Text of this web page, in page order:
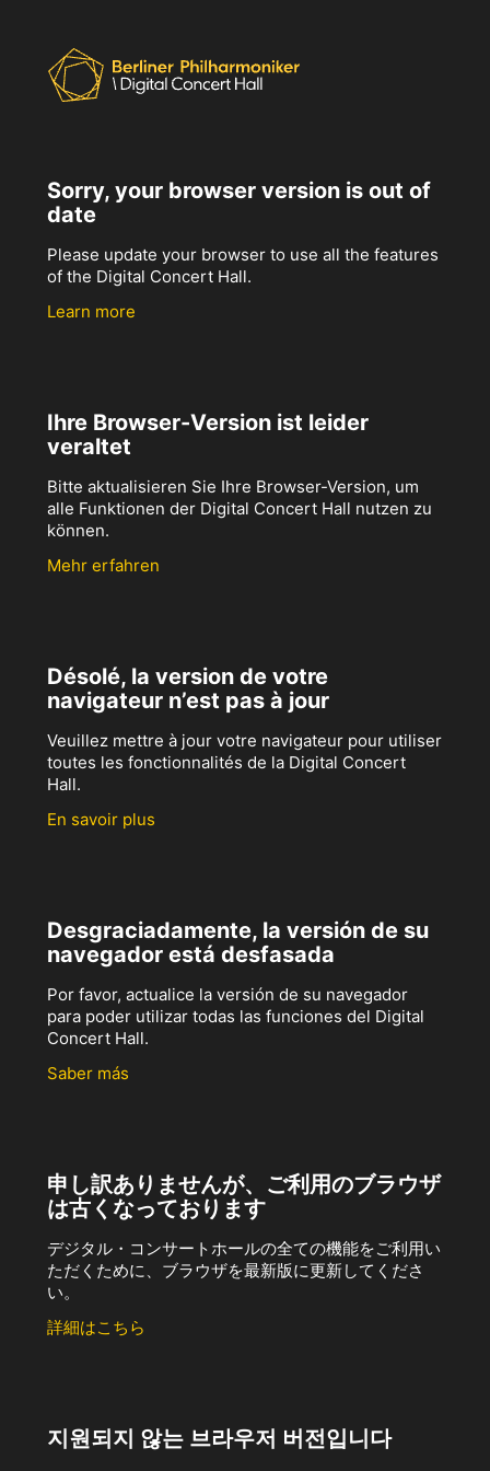
Sorry, your browser version is out of
date
Please update your browser to use all the features
of the Digital Concert Hall.
Learn more
Ihre Browser-Version ist leider
veraltet
Bitte aktualisieren Sie Ihre Browser-Version, um
alle Funktionen der Digital Concert Hall nutzen zu
können.
Mehr erfahren
Désolé, la version de votre
navigateur n’est pas à jour
Veuillez mettre à jour votre navigateur pour utiliser
toutes les fonctionnalités de la Digital Concert
Hall.
En savoir plus
Desgraciadamente, la versión de su
navegador está desfasada
Por favor, actualice la versión de su navegador
para poder utilizar todas las funciones del Digital
Concert Hall.
Saber más
申し訳ありませんが、ご利用のブラウザ
は古くなっております
デジタル・コンサートホールの全ての機能をご利用い
ただくために、ブラウザを最新版に更新してくださ
い。
詳細はこちら
지원되지 않는 브라우저 버전입니다